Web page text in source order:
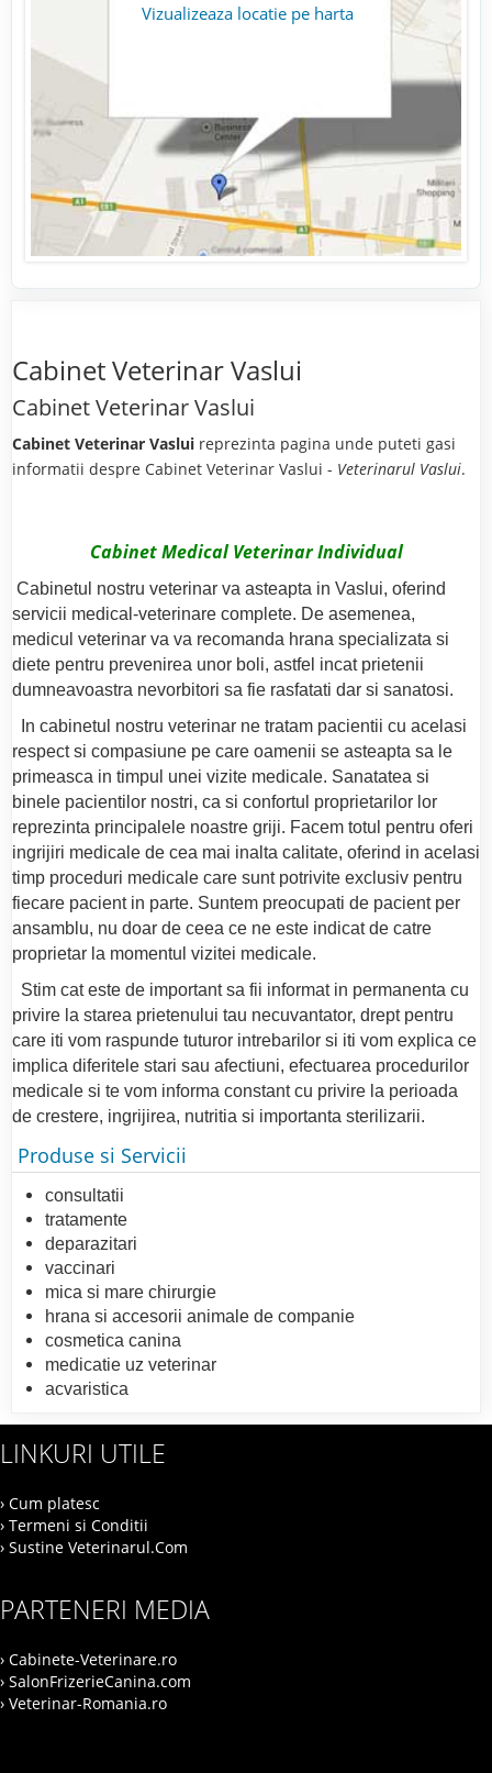
Vizualizeaza locatie pe harta
Cabinet Veterinar Vaslui
Cabinet Veterinar Vaslui
Cabinet Veterinar Vaslui reprezinta pagina unde puteti gasi
informatii despre Cabinet Veterinar Vaslui - Veterinarul Vaslui.
Cabinet Medical Veterinar Individual
Cabinetul nostru veterinar va asteapta in Vaslui, oferind
servicii medical-veterinare complete. De asemenea,
medicul veterinar va va recomanda hrana specializata si
diete pentru prevenirea unor boli, astfel incat prietenii
dumneavoastra nevorbitori sa fie rasfatati dar si sanatosi.
In cabinetul nostru veterinar ne tratam pacientii cu acelasi
respect si compasiune pe care oamenii se asteapta sa le
primeasca in timpul unei vizite medicale. Sanatatea si
binele pacientilor nostri, ca si confortul proprietarilor lor
reprezinta principalele noastre griji. Facem totul pentru oferi
ingrijiri medicale de cea mai inalta calitate, oferind in acelasi
timp proceduri medicale care sunt potrivite exclusiv pentru
fiecare pacient in parte. Suntem preocupati de pacient per
ansamblu, nu doar de ceea ce ne este indicat de catre
proprietar la momentul vizitei medicale.
Stim cat este de important sa fii informat in permanenta cu
privire la starea prietenului tau necuvantator, drept pentru
care iti vom raspunde tuturor intrebarilor si iti vom explica ce
implica diferitele stari sau afectiuni, efectuarea procedurilor
medicale si te vom informa constant cu privire la perioada
de crestere, ingrijirea, nutritia si importanta sterilizarii.
Produse si Servicii
consultatii
tratamente
deparazitari
vaccinari
mica si mare chirurgie
hrana si accesorii animale de companie
cosmetica canina
medicatie uz veterinar
acvaristica
LINKURI UTILE
› Cum platesc
› Termeni si Conditii
› Sustine Veterinarul.Com
PARTENERI MEDIA
› Cabinete-Veterinare.ro
› SalonFrizerieCanina.com
› Veterinar-Romania.ro